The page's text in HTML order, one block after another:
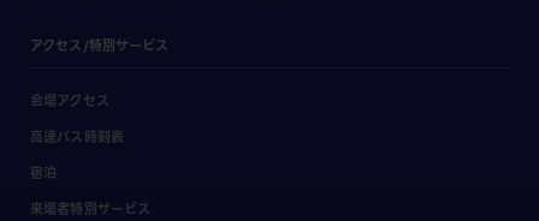
アクセス/特別サービス
会場アクセス
高速バス時刻表
宿泊
来場者特別サービス